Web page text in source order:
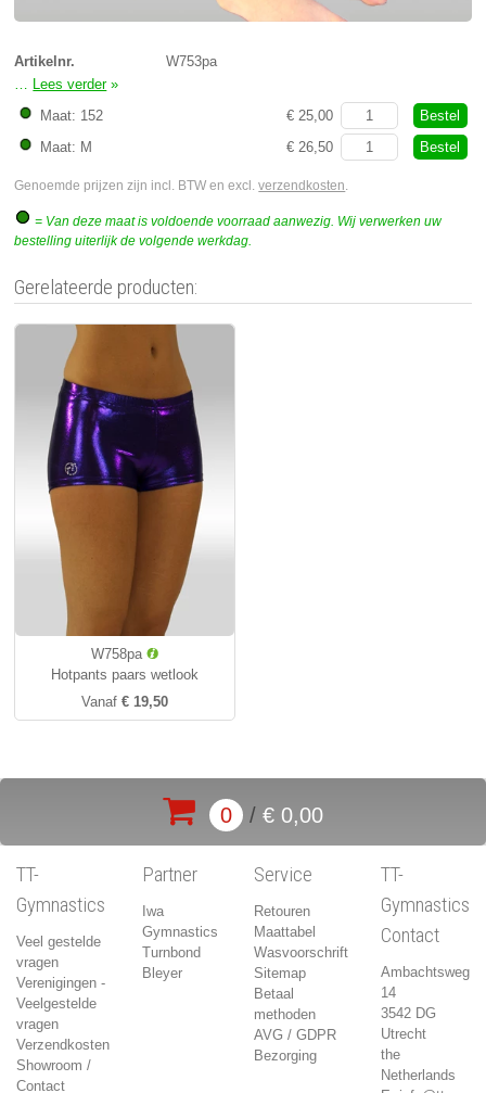
Artikelnr.
W753pa
Legging enkellang W753pa
Lees verder»
Maat: 152
€ 25,00
Bestel
Maat: M
€ 26,50 Bestel
Genoemde prijzen zijn incl. BTW en excl.verzendkosten
= Van deze maat is voldoende voorraad aanwezig. Wij verwerken uw
bestelling uiterlijk de volgende werkdag.
Gerelateerde producten:
W758pa
Hotpants paars wetlook
Vanaf € 19,50
0 / € 0,00
TT-
Gymnastics
Veel gestelde
vragen
Verenigingen -
Veelgestelde
vragen
Verzendkosten
Showroom /
Contact
Partner
Iwa
Gymnastics
Turnbond
Bleyer
Service
Retouren
Maattabel
Wasvoorschrift
Sitemap
Betaal
methoden
AVG / GDPR
Bezorging
TT-
Gymnastics
Contact
Ambachtsweg
14
3542 DG
Utrecht
the
Netherlands